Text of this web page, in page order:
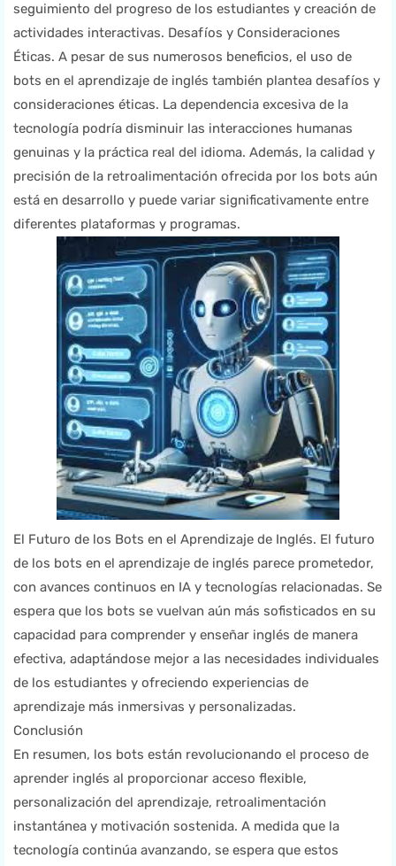
seguimiento del progreso de los estudiantes y creación de
actividades interactivas. Desafíos y Consideraciones
Éticas. A pesar de sus numerosos beneficios, el uso de
bots en el aprendizaje de inglés también plantea desafíos y
consideraciones éticas. La dependencia excesiva de la
tecnología podría disminuir las interacciones humanas
genuinas y la práctica real del idioma. Además, la calidad y
precisión de la retroalimentación ofrecida por los bots aún
está en desarrollo y puede variar significativamente entre
diferentes plataformas y programas.
El Futuro de los Bots en el Aprendizaje de Inglés. El futuro
de los bots en el aprendizaje de inglés parece prometedor,
con avances continuos en IA y tecnologías relacionadas. Se
espera que los bots se vuelvan aún más sofisticados en su
capacidad para comprender y enseñar inglés de manera
efectiva, adaptándose mejor a las necesidades individuales
de los estudiantes y ofreciendo experiencias de
aprendizaje más inmersivas y personalizadas.
Conclusión
En resumen, los bots están revolucionando el proceso de
aprender inglés al proporcionar acceso flexible,
personalización del aprendizaje, retroalimentación
instantánea y motivación sostenida. A medida que la
tecnología continúa avanzando, se espera que estos